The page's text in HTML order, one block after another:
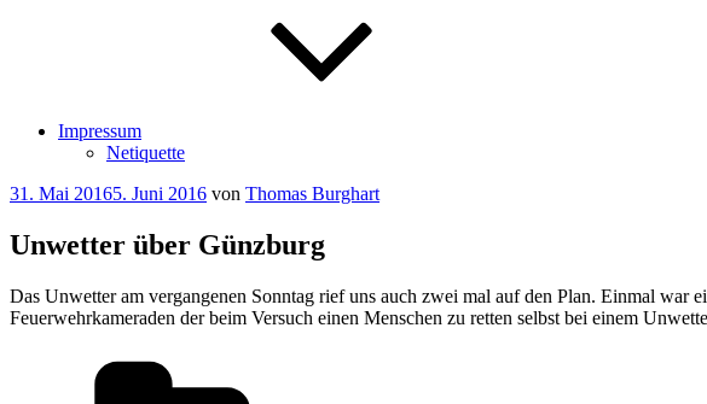
Impressum
Netiquette
Veröffentlicht
31. Mai 20165. Juni 2016 von Thomas Burghart
Unwetter über Günzburg
Das Unwetter am vergangenen Sonntag rief uns auch zwei mal auf den Plan. Einmal
Feuerwehrkameraden der beim Versuch einen Menschen zu retten selbst bei einem